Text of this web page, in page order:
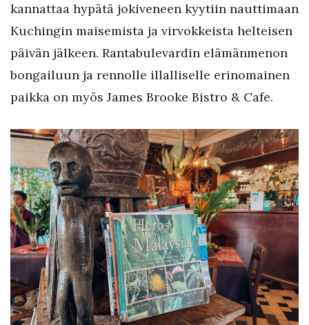
kannattaa hypätä jokiveneen kyytiin nauttimaan
Kuchingin maisemista ja virvokkeista helteisen
päivän jälkeen. Rantabulevardin elämänmenon
bongailuun ja rennolle illalliselle erinomainen
paikka on myös James Brooke Bistro & Cafe.